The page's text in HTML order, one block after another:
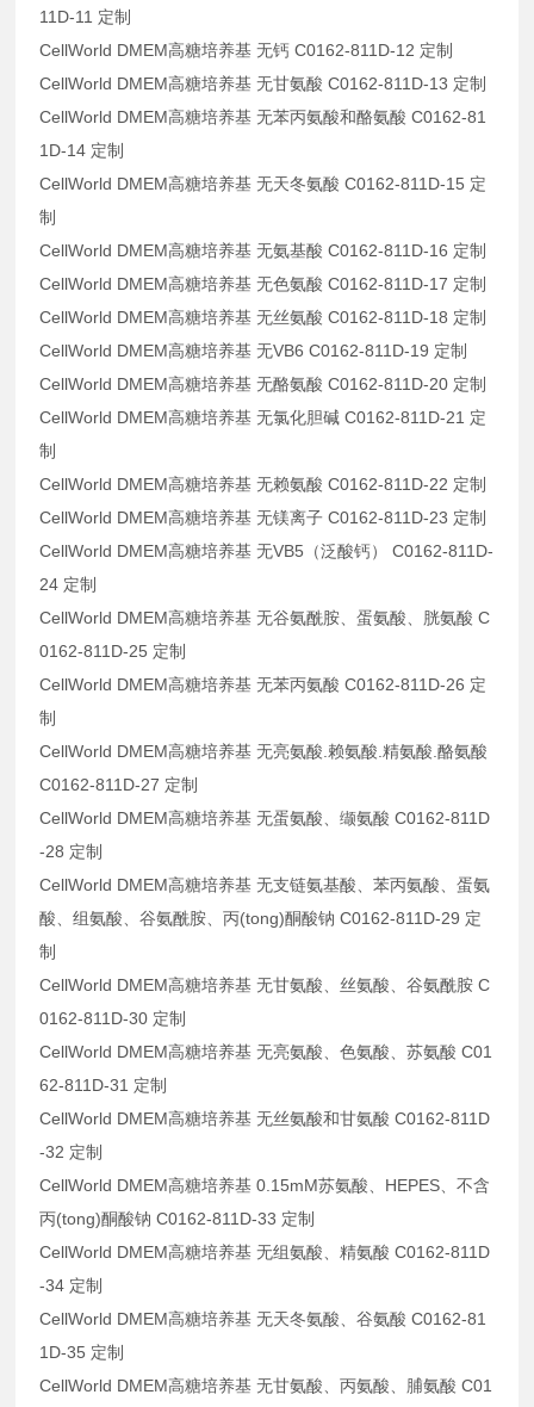
11D-11 定制
CellWorld DMEM高糖培养基 无钙 C0162-811D-12 定制
CellWorld DMEM高糖培养基 无甘氨酸 C0162-811D-13 定制
CellWorld DMEM高糖培养基 无苯丙氨酸和酪氨酸 C0162-81
1D-14 定制
CellWorld DMEM高糖培养基 无天冬氨酸 C0162-811D-15 定
制
CellWorld DMEM高糖培养基 无氨基酸 C0162-811D-16 定制
CellWorld DMEM高糖培养基 无色氨酸 C0162-811D-17 定制
CellWorld DMEM高糖培养基 无丝氨酸 C0162-811D-18 定制
CellWorld DMEM高糖培养基 无VB6 C0162-811D-19 定制
CellWorld DMEM高糖培养基 无酪氨酸 C0162-811D-20 定制
CellWorld DMEM高糖培养基 无氯化胆碱 C0162-811D-21 定
制
CellWorld DMEM高糖培养基 无赖氨酸 C0162-811D-22 定制
CellWorld DMEM高糖培养基 无镁离子 C0162-811D-23 定制
CellWorld DMEM高糖培养基 无VB5（泛酸钙） C0162-811D-
24 定制
CellWorld DMEM高糖培养基 无谷氨酰胺、蛋氨酸、胱氨酸 C
0162-811D-25 定制
CellWorld DMEM高糖培养基 无苯丙氨酸 C0162-811D-26 定
制
CellWorld DMEM高糖培养基 无亮氨酸.赖氨酸.精氨酸.酪氨酸
C0162-811D-27 定制
CellWorld DMEM高糖培养基 无蛋氨酸、缬氨酸 C0162-811D
-28 定制
CellWorld DMEM高糖培养基 无支链氨基酸、苯丙氨酸、蛋氨
酸、组氨酸、谷氨酰胺、丙(tong)酮酸钠 C0162-811D-29 定
制
CellWorld DMEM高糖培养基 无甘氨酸、丝氨酸、谷氨酰胺 C
0162-811D-30 定制
CellWorld DMEM高糖培养基 无亮氨酸、色氨酸、苏氨酸 C01
62-811D-31 定制
CellWorld DMEM高糖培养基 无丝氨酸和甘氨酸 C0162-811D
-32 定制
CellWorld DMEM高糖培养基 0.15mM苏氨酸、HEPES、不含
丙(tong)酮酸钠 C0162-811D-33 定制
CellWorld DMEM高糖培养基 无组氨酸、精氨酸 C0162-811D
-34 定制
CellWorld DMEM高糖培养基 无天冬氨酸、谷氨酸 C0162-81
1D-35 定制
CellWorld DMEM高糖培养基 无甘氨酸、丙氨酸、脯氨酸 C01